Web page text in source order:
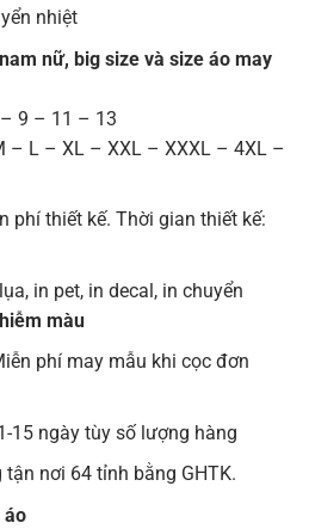
nhiệt
nữ, big size và size áo may
9 – 11 – 13
– L – XL – XXL – XXXL – 4XL –
phí thiết kế. Thời gian thiết kế:
in pet, in decal, in chuyển
màu
phí may mẫu khi cọc đơn
15 ngày tùy số lượng hàng
tận nơi 64 tỉnh bằng GHTK.
áo